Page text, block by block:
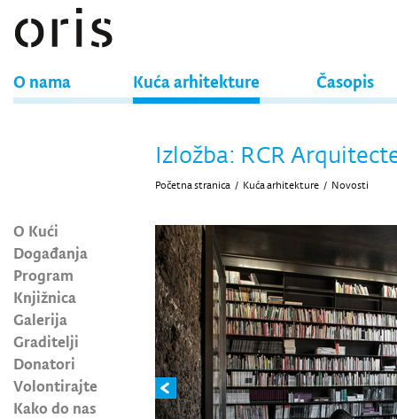
O nama Kuća arhitekture Časopis
O Kući
Događanja
Program
Knjižnica
Galerija
Graditelji
Donatori
Volontirajte
Kako do nas
Izložba: RCR
Početna stranica / Kuća arhitekture / Novosti